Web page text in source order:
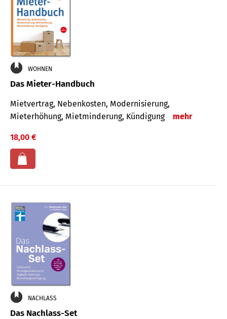
WOHNEN
Das Mieter-Handbuch
Mietvertrag, Nebenkosten, Modernisierung,
Mieterhöhung, Mietminderung, Kündigung
mehr
18,00 €
NACHLASS
Das Nachlass-Set